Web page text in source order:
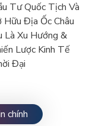
Tư Quốc Tịch Và
Hữu Địa Ốc Châu
Là Xu Hướng &
Lược Kinh Tế
Đại
chính